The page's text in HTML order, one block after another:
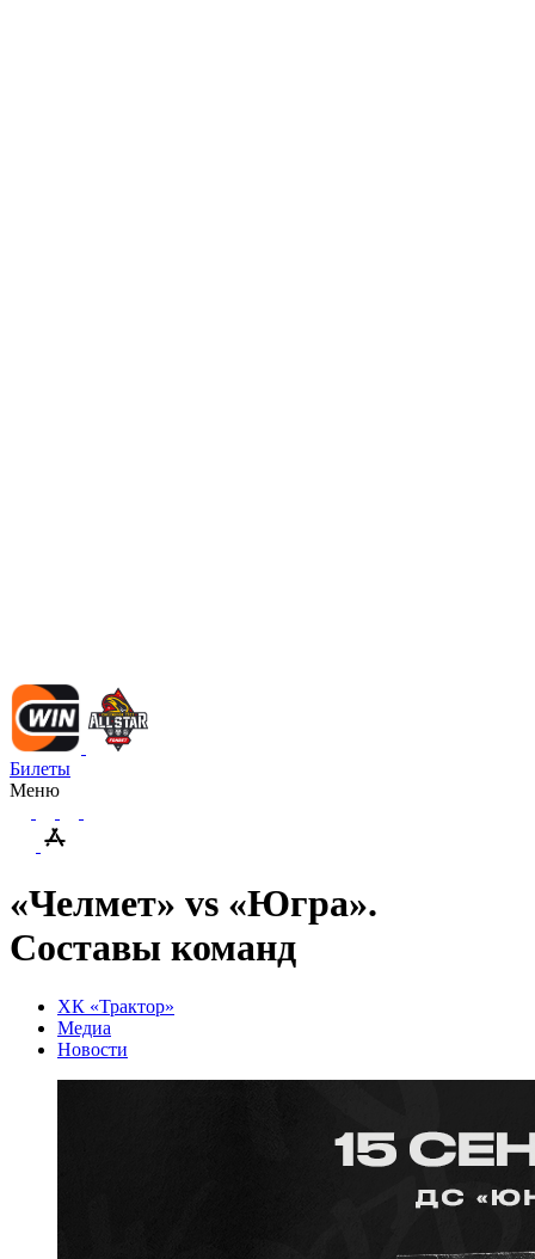
Билеты
Меню
«Челмет» vs «Югра».
Составы команд
ХК «Трактор»
Медиа
Новости